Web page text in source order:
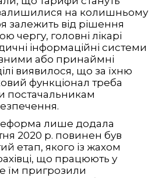
на колишньому
залежить від рішення
чергу, головні лікарі
інформаційні системи
або принаймні
виявилося, що за їхню
функціонал треба
постачальникам
лише додала
2020 р. повинен був
етап, якого із жахом
що працюють у
їм пригрозили